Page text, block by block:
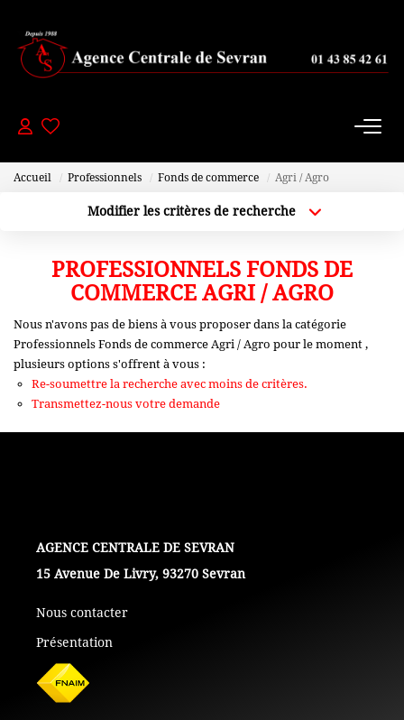
De 200 000 À 300 000 Euros
APPARTEMENTS
-150000 Euros
De 150 000 À 200 000 Euros
De 200 000 À 250 000 Euros
ESTIMATION
Accueil Professionnels Fonds de commerce Agri / Agro
Modifier les critères de recherche
Budget max Plus de critères
Créer une alerte
PROFESSIONNELS FONDS DE
COMMERCE AGRI / AGRO
Nous n'avons pas de biens à vous proposer dans la catégorie
Professionnels Fonds de commerce Agri / Agro pour le moment ,
plusieurs options s'offrent à vous :
Re-soumettre la recherche avec moins de critères.
Transmettez-nous votre demande
L'AGENCE
15 Avenue De Livry, 93270 Sevran
Nous contacter
Présentation